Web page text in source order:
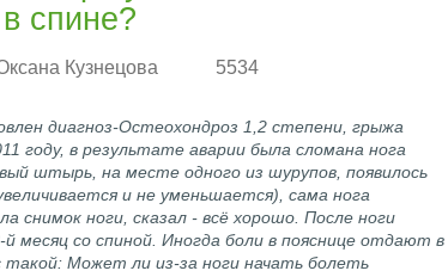
спине?
Кузнецова 5534
диагноз-Остеохондроз 1,2 степени, грыжа
году, в результате аварии была сломана нога
штырь, на месте одного из шурупов, появилось
и не уменьшается), сама нога
снимок ноги, сказал - всё хорошо. После ноги
месяц со спиной. Иногда боли в пояснице отдают в
такой: Может ли из-за ноги начать болеть